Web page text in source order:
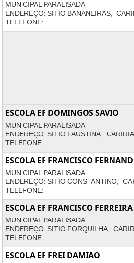
MUNICIPAL PARALISADA
ENDEREÇO: SITIO BANANEIRAS,
TELEFONE:
ESCOLA EF DOMINGOS SAVIO
MUNICIPAL PARALISADA
ENDEREÇO: SITIO FAUSTINA,
TELEFONE:
ESCOLA EF FRANCISCO
MUNICIPAL PARALISADA
ENDEREÇO: SITIO CONSTANTINO,
TELEFONE:
ESCOLA EF FRANCISCO
MUNICIPAL PARALISADA
ENDEREÇO: SITIO FORQUILHA,
TELEFONE:
ESCOLA EF FREI DAMIAO